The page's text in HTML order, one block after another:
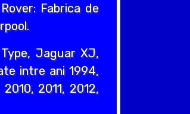
Fabrica de
Jaguar XJ,
intre ani 1994,
2011, 2012,